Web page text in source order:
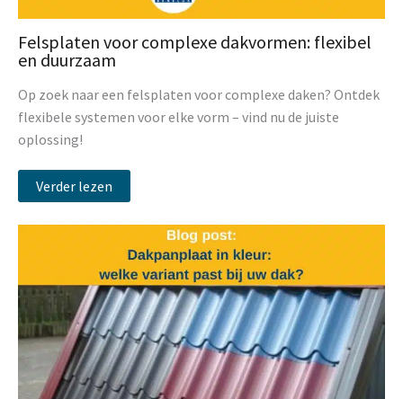
Felsplaten voor complexe dakvormen: flexibel
en duurzaam
Op zoek naar een felsplaten voor complexe daken? Ontdek
flexibele systemen voor elke vorm – vind nu de juiste
oplossing!
Verder lezen